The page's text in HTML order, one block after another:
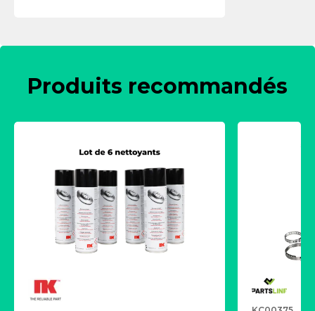
Produits recommandés